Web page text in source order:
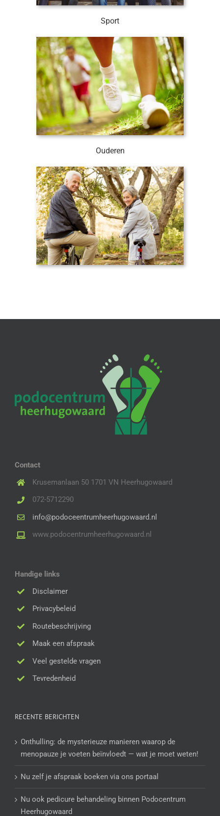
Sport
Ouderen
Contact
Krusemanlaan 50 1701 VN Heerhugowaard
072-5712290
info@podoceentrumheerhugowaard.nl
www.podocentrumheerhugowaard.nl
Handige links
Disclaimer
Privacybeleid
Routebeschrijving
Maak een afspraak
Veel gestelde vragen
Tevredenheid
RECENTE BERICHTEN
Onthulling: de mysterieuze manieren waarop de
menopauze je voeten beïnvloedt — wat je moet weten!
Nu zelf je afspraak boeken via ons portaal
Nu ook pedicure behandeling binnen Podocentrum
Heerhugowaard